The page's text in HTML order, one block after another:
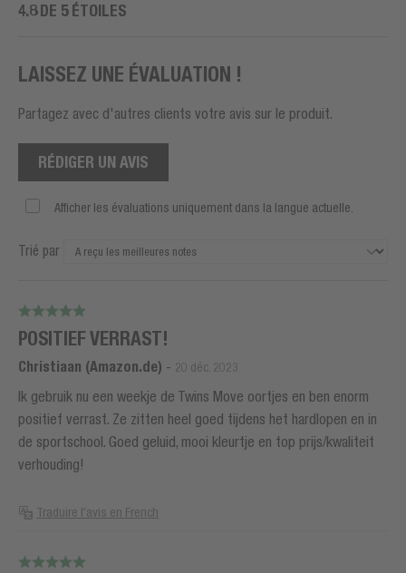
4.8 DE 5 ÉTOILES
LAISSEZ UNE ÉVALUATION !
Partagez avec d'autres clients votre avis sur le produit.
RÉDIGER UN AVIS
Afficher les évaluations uniquement dans la langue actuelle.
Trié par
POSITIEF VERRAST!
Christiaan (Amazon.de) - 20 déc. 2023
Ik gebruik nu een weekje de Twins Move oortjes en ben enorm
positief verrast. Ze zitten heel goed tijdens het hardlopen en in
de sportschool. Goed geluid, mooi kleurtje en top prijs/kwaliteit
verhouding!
Traduire l'avis en French